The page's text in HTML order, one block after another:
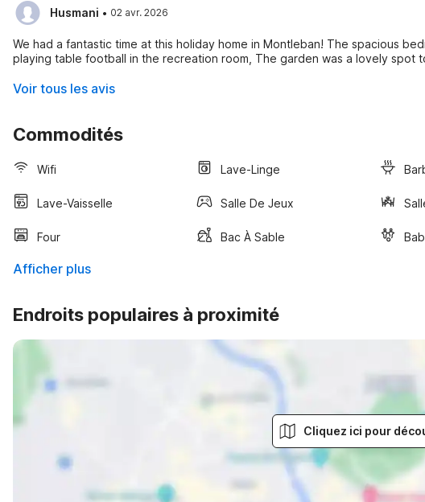
Husmani · 02 avr. 2026
We had a fantastic time at this holiday home in Montleban! The spacious
playing table football in the recreation room, The garden was a lovely spot
Voir tous les avis
Commodités
Wifi Lave-Linge
Lave-Vaisselle Salle De Jeux
Four Bac À Sable
Afficher plus
Endroits populaires à proximité
Cliquez ici pour